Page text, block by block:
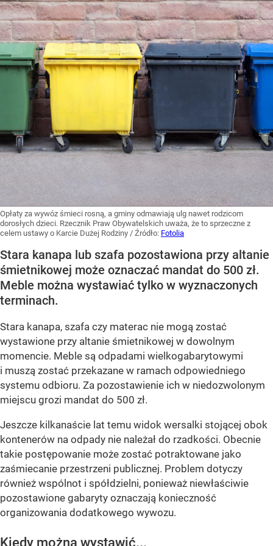
Opłaty za wywóz śmieci rosną, a gminy odmawiają ulg nawet rodzicom
dorosłych dzieci. Rzecznik Praw Obywatelskich uważa, że to sprzeczne z
celem ustawy o Karcie Dużej Rodziny / Źródło: Fotolia
Stara kanapa lub szafa pozostawiona przy altanie
śmietnikowej może oznaczać mandat do 500 zł.
Meble można wystawiać tylko w wyznaczonych
terminach.
Stara kanapa, szafa czy materac nie mogą zostać
wystawione przy altanie śmietnikowej w dowolnym
momencie. Meble są odpadami wielkogabarytowymi
i muszą zostać przekazane w ramach odpowiedniego
systemu odbioru. Za pozostawienie ich w niedozwolonym
miejscu grozi mandat do 500 zł.
Jeszcze kilkanaście lat temu widok wersalki stojącej obok
kontenerów na odpady nie należał do rzadkości. Obecnie
takie postępowanie może zostać potraktowane jako
zaśmiecanie przestrzeni publicznej. Problem dotyczy
również wspólnot i spółdzielni, ponieważ niewłaściwie
pozostawione gabaryty oznaczają konieczność
organizowania dodatkowego wywozu.
Kiedy można wystawić...